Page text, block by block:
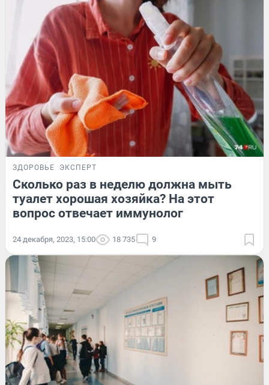
ЗДОРОВЬЕ ЭКСПЕРТ
Сколько раз в неделю должна мыть
туалет хорошая хозяйка? На этот
вопрос отвечает иммунолог
24 декабря, 2023, 15:00 18 735 9